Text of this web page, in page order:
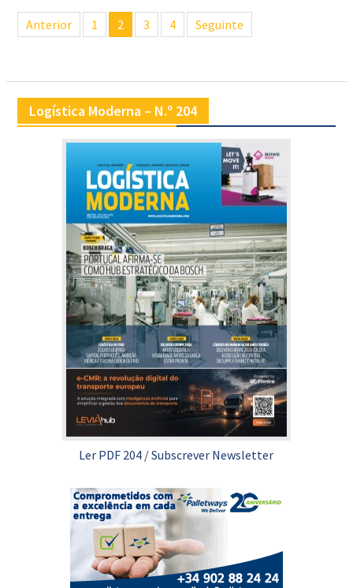
Navegação
deAnterior 1 2 3 4 Seguinte
Logística Moderna – N.º 204
Ler PDF 204 /Subscrever Newsletter